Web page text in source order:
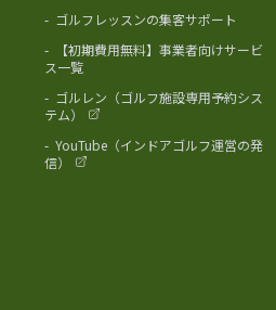
- ゴルフレッスンの集客サポート
-
【初期費用無料】事業者向けサービ
ス一覧
- ゴルレン（ゴルフ施設専用予約シス
テム）
- YouTube（インドアゴルフ運営の発
信）